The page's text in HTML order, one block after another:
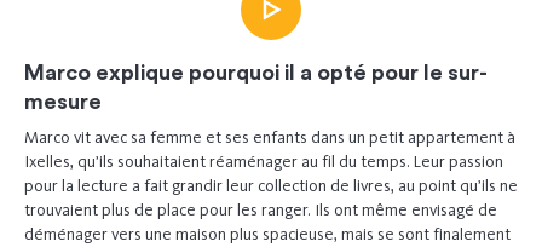
Marco explique pourquoi il a opté pour le sur-
mesure
Marco vit avec sa femme et ses enfants dans un petit appartement à
Ixelles, qu’ils souhaitaient réaménager au fil du temps. Leur passion
pour la lecture a fait grandir leur collection de livres, au point qu’ils ne
trouvaient plus de place pour les ranger. Ils ont même envisagé de
déménager vers une maison plus spacieuse, mais se sont finalement